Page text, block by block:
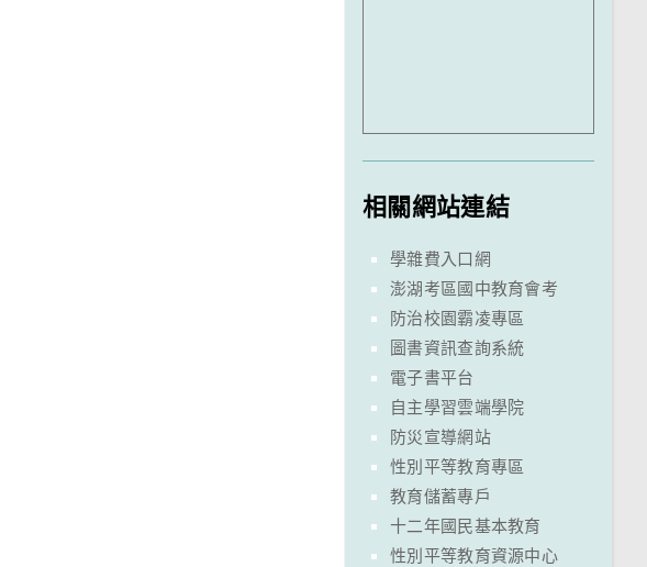
相關網站連結
學雜費入口網
澎湖考區國中教育會考
防治校園霸凌專區
圖書資訊查詢系統
電子書平台
自主學習雲端學院
防災宣導網站
性別平等教育專區
教育儲蓄專戶
十二年國民基本教育
性別平等教育資源中心